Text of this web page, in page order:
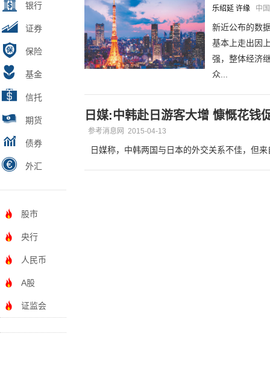
银行
证券
保险
基金
信托
期货
债券
外汇
股市
央行
人民币
A股
证监会
乐绍延 许缘 中
新近公布的数
基本上走出因
强，整体经济
众...
日媒:中韩赴日游客大增 慷慨花钱
参考消息网 2015-04-13
日媒称，中韩两国与日本的外交关系不佳，但